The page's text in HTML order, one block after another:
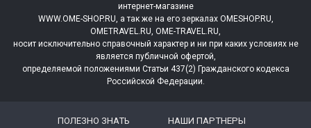
интернет-магазине
WWW.OME-SHOP.RU, а так же на его зеркалах OMESHOP.RU,
OMETRAVEL.RU, OME-TRAVEL.RU,
носит исключительно справочный характер и ни при каких условиях не
является публичной офертой,
определяемой положениями Статьи 437(2) Гражданского кодекса
Pоссийской Федерации.
ПОЛЕЗНО ЗНАТЬ НАШИ ПАРТНЕРЫ